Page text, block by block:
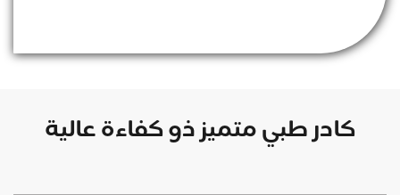
كادر طبي متميز ذو كفاءة عالية